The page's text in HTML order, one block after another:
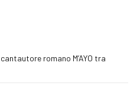
romano M’AYO tra